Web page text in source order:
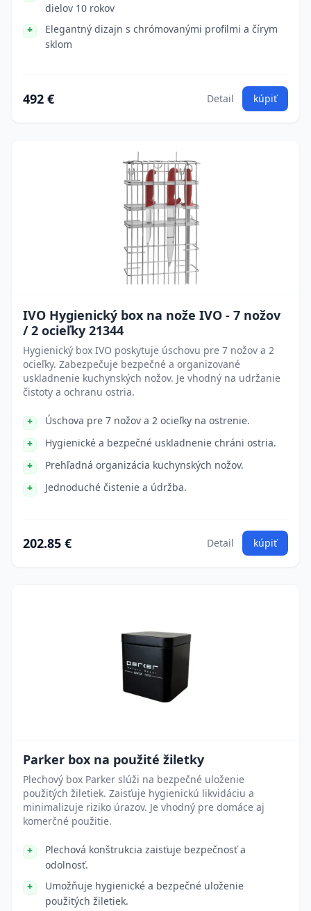
dielov 10 rokov
Elegantný dizajn s chrómovanými profilmi a čírym
sklom
492 € Detail kúpiť
IVO Hygienický box na nože IVO - 7 nožov
/ 2 ocieľky 21344
Hygienický box IVO poskytuje úschovu pre 7 nožov a 2
ocieľky. Zabezpečuje bezpečné a organizované
uskladnenie kuchynských nožov. Je vhodný na udržanie
čistoty a ochranu ostria.
Úschova pre 7 nožov a 2 ocieľky na ostrenie.
Hygienické a bezpečné uskladnenie chráni ostria.
Prehľadná organizácia kuchynských nožov.
Jednoduché čistenie a údržba.
202.85 € Detail kúpiť
Parker box na použité žiletky
Plechový box Parker slúži na bezpečné uloženie
použitých žiletiek. Zaisťuje hygienickú likvidáciu a
minimalizuje riziko úrazov. Je vhodný pre domáce aj
komerčné použitie.
Plechová konštrukcia zaisťuje bezpečnosť a
odolnosť.
Umožňuje hygienické a bezpečné uloženie
použitých žiletiek.